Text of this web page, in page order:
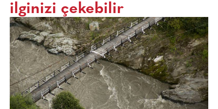
ilginizi çekebilir